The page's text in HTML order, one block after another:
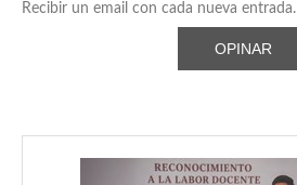
Recibir un email con cada nueva entrada.